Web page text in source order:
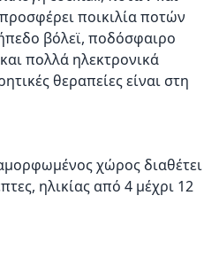
ποικιλία ποτών
βόλεϊ, ποδόσφαιρο
πολλά ηλεκτρονικά
θεραπείες είναι στη
χώρος διαθέτει
ηλικίας από 4 μέχρι 12